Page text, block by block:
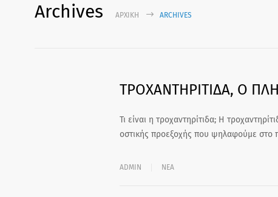
Archives ΑΡΧΙΚΉ ARCHIVES
ΤΡΟΧΑΝΤΗΡΙΤΙΔΑ, Ο
Τι είναι η τροχαντηρίτιδα; Η
οστικής προεξοχής που ψηλαφούμε στο
ADMIN ΝΕΑ